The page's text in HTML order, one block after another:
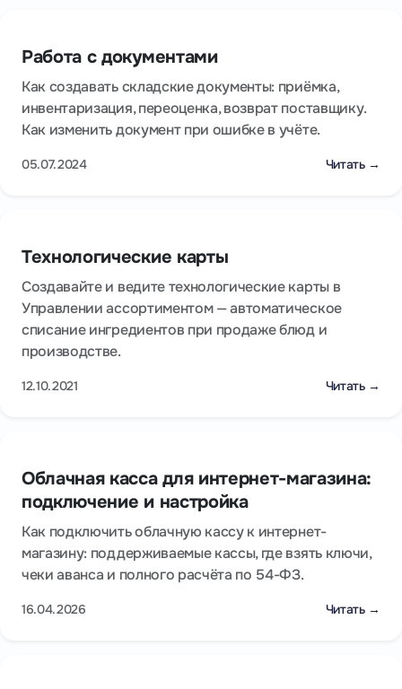
Работа с документами
Как создавать складские документы: приёмка,
инвентаризация, переоценка, возврат поставщику.
Как изменить документ при ошибке в учёте.
05.07.2024 Читать →
Технологические карты
Создавайте и ведите технологические карты в
Управлении ассортиментом — автоматическое
списание ингредиентов при продаже блюд и
производстве.
12.10.2021 Читать →
Облачная касса для интернет-магазина:
подключение и настройка
Как подключить облачную кассу к интернет-
магазину: поддерживаемые кассы, где взять ключи,
чеки аванса и полного расчёта по 54-ФЗ.
16.04.2026 Читать →